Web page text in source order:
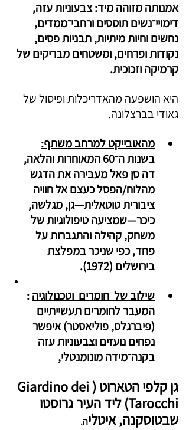
אמנותה מזוהה מיד: צבעוניות עזה,
דימויי־נשים תוססים ורחבי־ממדים,
נחשים וחיות מיתיות, תבניות פסים,
נקודות ופרחים, ומשטחים מבריקים של
קרמיקה וזכוכית.
היא הושפעה מהאדריכלות ופיסול של
גאודי בברצלונה.
מהאובייקט למרחב משתף:
בשנות ה־60 המאוחרות והלאה,
דה סן פאל מעבירה את הדגש
מהלוח/הפסל כעצם אל חוויה
ציבורית טוטאלית—גן, מגלשה,
כיכר—שמציעה טיפולוגיות של
משחק, קהילה והתגברות על
פחד, כפי שניכר במפלצת
בירושלים (1972).
שילוב של  חומרים  וטכנולוגיה :
המעבר לחומרים תעשייתיים
(פיברגלס, פוליאסטר) איפשר
נפחים נועזים וצבעוניות עזה
בקנה־מידה מונומנטלי,
גן קלפי הטארוט (Giardino dei
Tarocchi) ליד העיר גרוסטו
שבטוסקנה, איטליה.